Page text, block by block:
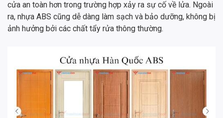
cửa an toàn hơn trong trường hợp xảy ra sự cố về lửa. Ngoài
ra, nhựa ABS cũng dễ dàng làm sạch và bảo dưỡng, không bị
ảnh hưởng bởi các chất tẩy rửa thông thường.